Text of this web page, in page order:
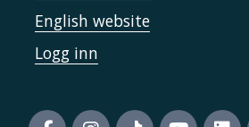
English website
Logg inn